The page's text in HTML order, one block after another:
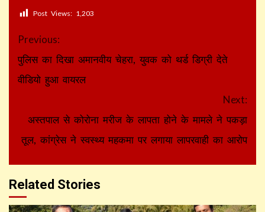
Post Views: 1,203
Continue
Reading
Previous:
पुलिस का दिखा अमानवीय चेहरा, युवक को थर्ड डिग्री देते
वीडियो हुआ वायरल
Next:
अस्तपाल से कोरोना मरीज के लापता होने के मामले ने पकड़ा
तूल, कांग्रेस ने स्वस्थ्य महकमा पर लगाया लापरवाही का आरोप
Related Stories